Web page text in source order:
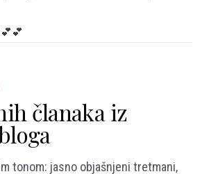
članaka iz
tonom: jasno objašnjeni tretmani,